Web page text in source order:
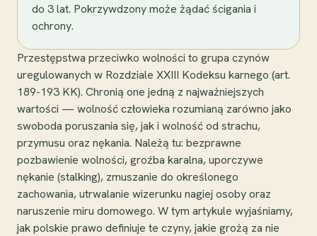
do 3 lat. Pokrzywdzony może żądać ścigania i
ochrony.
Przestępstwa przeciwko wolności to grupa czynów
uregulowanych w Rozdziale XXIII Kodeksu karnego (art.
189-193 KK). Chronią one jedną z najważniejszych
wartości — wolność człowieka rozumianą zarówno jako
swoboda poruszania się, jak i wolność od strachu,
przymusu oraz nękania. Należą tu: bezprawne
pozbawienie wolności, groźba karalna, uporczywe
nękanie (stalking), zmuszanie do określonego
zachowania, utrwalanie wizerunku nagiej osoby oraz
naruszenie miru domowego. W tym artykule wyjaśniamy,
jak polskie prawo definiuje te czyny, jakie grożą za nie